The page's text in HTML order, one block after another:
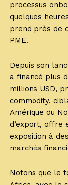
processus
quelques
prend près de
PME.
Depuis son
a financé plus
millions USD,
commodity,
Amérique du
d’export, offre
exposition à
marchés
Notons que le